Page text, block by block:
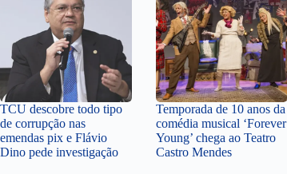
TCU descobre todo tipo
de corrupção nas
emendas pix e Flávio
Dino pede investigação
Temporada de 10 anos da
comédia musical ‘Forever
Young’ chega ao Teatro
Castro Mendes